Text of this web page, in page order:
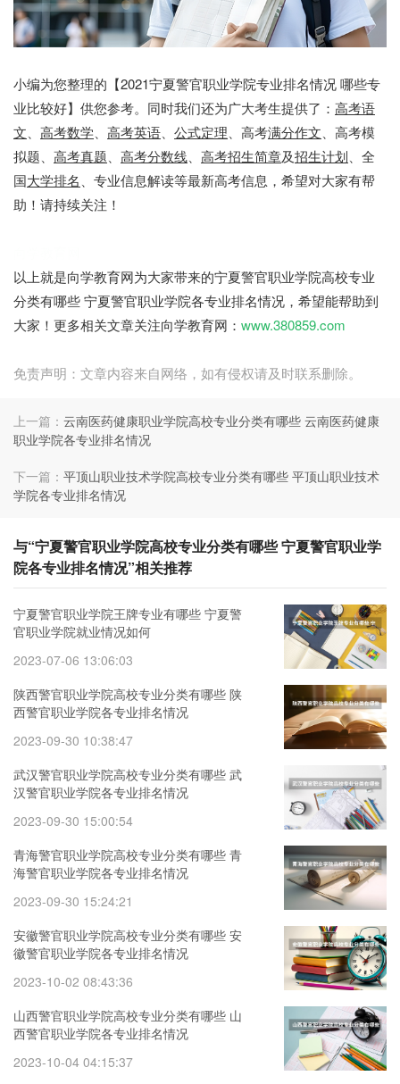
小编为您整理的【2021宁夏警官职业学院专业排名情况 哪些专
业比较好】供您参考。同时我们还为广大考生提供了： 高考语
文
高考数学 高考英语 公式定理 、高考满分作文 、高考模
拟题、 高考真题 高考分数线 高考招生简章及招生计划 、全
国大学排名 、专业信息解读等最新高考信息，希望对大家有帮
助！请持续关注！
以上就是向学教育网为大家带来的宁夏警官职业学院高校专业
分类有哪些 宁夏警官职业学院各专业排名情况，希望能帮助到
大家！更多相关文章关注向学教育网： www.380859.com
免责声明：文章内容来自网络，如有侵权请及时联系删除。
上一篇： 云南医药健康职业学院高校专业分类有哪些 云南医药健康
职业学院各专业排名情况
下一篇： 平顶山职业技术学院高校专业分类有哪些 平顶山职业技术
学院各专业排名情况
与“宁夏警官职业学院高校专业分类有哪些 宁夏警官职业学
院各专业排名情况”相关推荐
宁夏警官职业学院王牌专业有哪些 宁夏警
官职业学院就业情况如何
2023-07-06 13:06:03
陕西警官职业学院高校专业分类有哪些 陕
西警官职业学院各专业排名情况
2023-09-30 10:38:47
武汉警官职业学院高校专业分类有哪些 武
汉警官职业学院各专业排名情况
2023-09-30 15:00:54
青海警官职业学院高校专业分类有哪些 青
海警官职业学院各专业排名情况
2023-09-30 15:24:21
安徽警官职业学院高校专业分类有哪些 安
徽警官职业学院各专业排名情况
2023-10-02 08:43:36
山西警官职业学院高校专业分类有哪些 山
西警官职业学院各专业排名情况
2023-10-04 04:15:37